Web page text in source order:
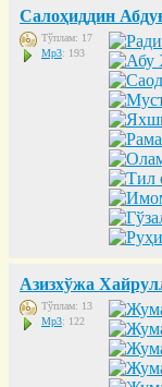
Салоҳиддин
Тўплам: 17
Mp3: 193
Азизхўжа
Тўплам: 13
Mp3: 122